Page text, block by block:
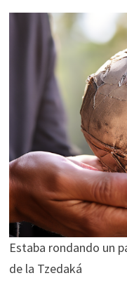
Estaba rondando un
de la Tzedaká